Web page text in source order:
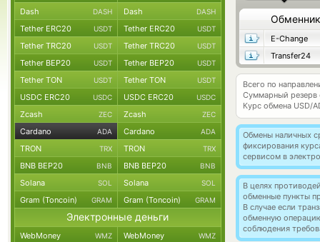
Обменник
E-Change
Transfer24
Всего по
Суммарный резерв
Курс обмена USD/
Обмены наличных
фиксирования
сервисом в
В целях
обменные пункты
В случае если
обменную
соблюдения
Dash DASH Dash DASH
Tether ERC20 USDT Tether ERC20 USDT
Tether TRC20 USDT Tether TRC20 USDT
Tether BEP20 USDT Tether BEP20 USDT
Tether TON USDT Tether TON USDT
USDC ERC20 USDC USDC ERC20 USDC
Zcash ZEC Zcash ZEC
Cardano ADA Cardano ADA
TRON TRX TRON TRX
BNB BEP20 BNB BNB BEP20 BNB
Solana SOL Solana SOL
Gram (Toncoin) GRAM Gram (Toncoin) GRAM
Электронные деньги
WebMoney WMZ WebMoney WMZ